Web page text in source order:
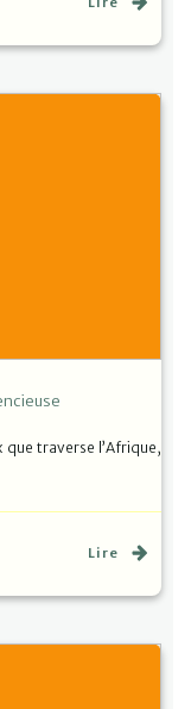
que traverse l’Afrique,
Lire